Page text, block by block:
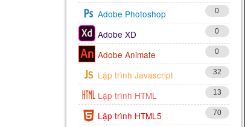
Adobe Photoshop 0
Adobe XD 0
Adobe Animate 0
Lập trình Javascript 32
Lập trình HTML 13
Lập trình HTML5 70